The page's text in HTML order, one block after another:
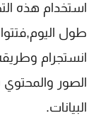
استخدام هذه
طول
انستجرام
الصور
البيانات.